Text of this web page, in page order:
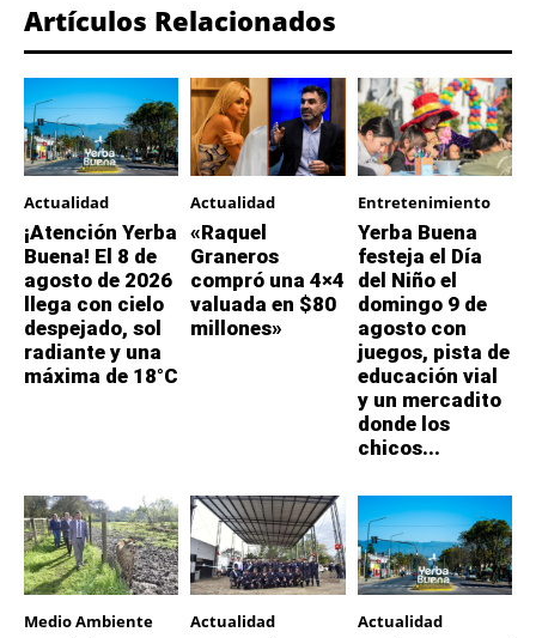
Artículos Relacionados
Actualidad
¡Atención Yerba
Buena! El 8 de
agosto de 2026
llega con cielo
despejado, sol
radiante y una
máxima de 18°C
Actualidad
«Raquel
Graneros
compró una 4×4
valuada en $80
millones»
Entretenimiento
Yerba Buena
festeja el Día
del Niño el
domingo 9 de
agosto con
juegos, pista de
educación vial
y un mercadito
donde los
chicos...
Medio Ambiente Actualidad Actualidad